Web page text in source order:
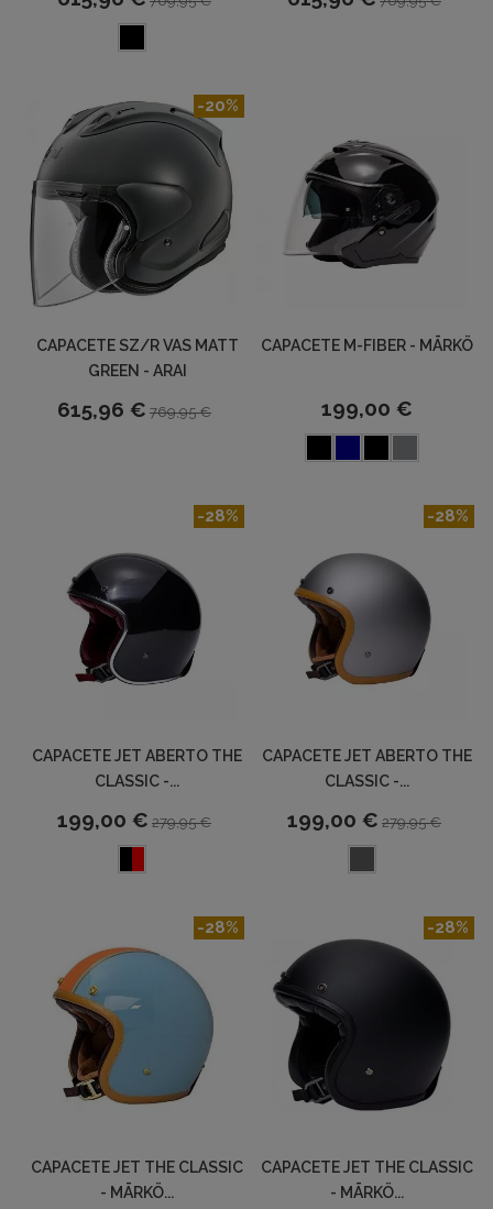
CAPACETE SZ/R VAS MATT
GREEN - ARAI
615,96 € 769,95 €
-20%
CAPACETE M-FIBER - MĀRKÖ
199,00 €
CAPACETE JET ABERTO THE
CLASSIC -...
199,00 € 279,95 €
-28%
CAPACETE JET ABERTO THE
CLASSIC -...
199,00 € 279,95 €
-28%
CAPACETE JET THE CLASSIC
- MĀRKÖ...
-28%
CAPACETE JET THE CLASSIC
- MĀRKÖ...
-28%